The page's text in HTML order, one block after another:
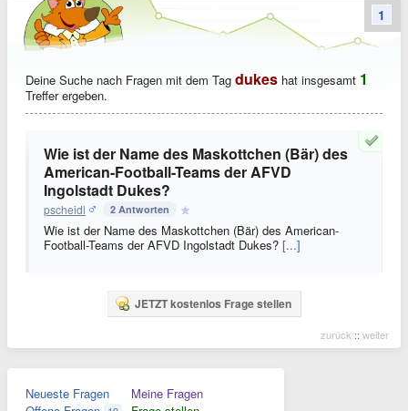
Deine Suche nach Fragen mit dem Tag dukes hat insgesamt 1
Treffer ergeben.
Wie ist der Name des Maskottchen (Bär) des
American-Football-Teams der AFVD
Ingolstadt Dukes?
pscheidl 2 Antworten
Wie ist der Name des Maskottchen (Bär) des American-
Football-Teams der AFVD Ingolstadt Dukes? [...]
JETZT kostenlos Frage stellen
zurück :: weiter
1
Neueste Fragen
Meine Fragen